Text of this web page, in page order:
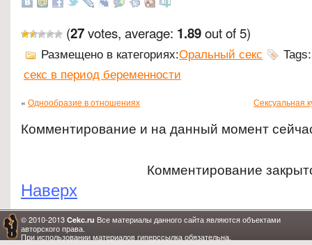
(27votes, average: 1.89out of 5)
Размещено в категориях:Оральный секс
секс в период беременности
« Однообразие в отношениях Сексуальная
Комментирование и на данный момент
Комментирование
Наверх
© 2010-2013 Cekc.ru Все материалы данного сайта являются объектами
авторского права.
При использовании материалов гиперссылка обязательна.